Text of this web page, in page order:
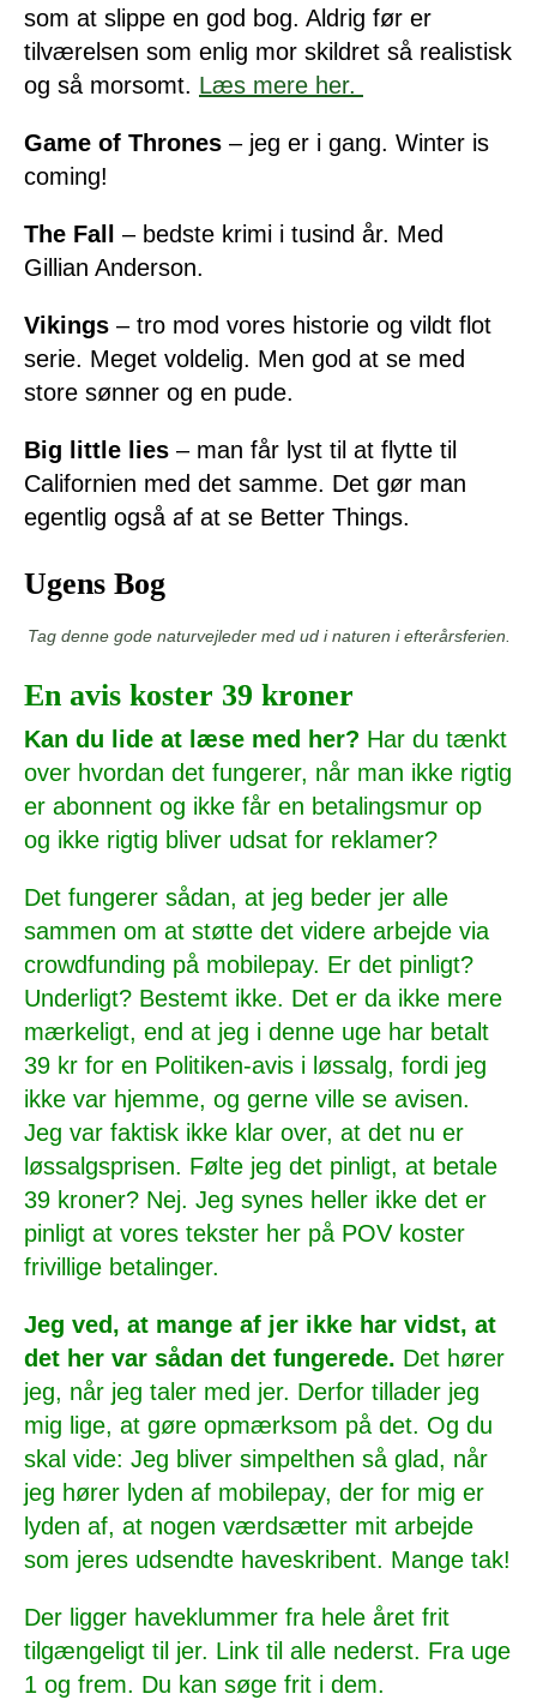
som at slippe en god bog. Aldrig før er
tilværelsen som enlig mor skildret så realistisk
og så morsomt. Læs mere her.
Game of Thrones – jeg er i gang. Winter is
coming!
The Fall
– bedste krimi i tusind år. Med
Gillian Anderson.
Vikings – tro mod vores historie og vildt flot
serie. Meget voldelig. Men god at se med
store sønner og en pude.
Big little lies – man får lyst til at flytte til
Californien med det samme. Det gør man
egentlig også af at se Better Things.
Ugens Bog
Tag denne gode naturvejleder med ud i naturen i efterårsferien.
En avis koster 39 kroner
Kan du lide at læse med her? Har du tænkt
over hvordan det fungerer, når man ikke rigtig
er abonnent og ikke får en betalingsmur op
og ikke rigtig bliver udsat for reklamer?
Det fungerer sådan, at jeg beder jer alle
sammen om at støtte det videre arbejde via
crowdfunding på mobilepay. Er det pinligt?
Underligt? Bestemt ikke. Det er da ikke mere
mærkeligt, end at jeg i denne uge har betalt
39 kr for en Politiken-avis i løssalg, fordi jeg
ikke var hjemme, og gerne ville se avisen.
Jeg var faktisk ikke klar over, at det nu er
løssalgsprisen. Følte jeg det pinligt, at betale
39 kroner? Nej. Jeg synes heller ikke det er
pinligt at vores tekster her på POV koster
frivillige betalinger.
Jeg ved, at mange af jer ikke har vidst, at
det her var sådan det fungerede. Det hører
jeg, når jeg taler med jer. Derfor tillader jeg
mig lige, at gøre opmærksom på det. Og du
skal vide: Jeg bliver simpelthen så glad, når
jeg hører lyden af mobilepay, der for mig er
lyden af, at nogen værdsætter mit arbejde
som jeres udsendte haveskribent. Mange tak!
Der ligger haveklummer fra hele året frit
tilgængeligt til jer. Link til alle nederst. Fra uge
1 og frem. Du kan søge frit i dem.